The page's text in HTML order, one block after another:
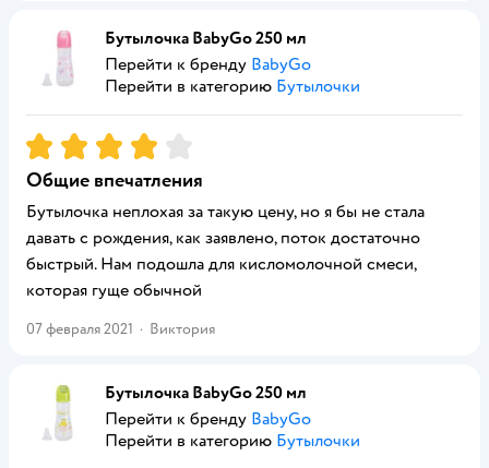
Бутылочка BabyGo 250 мл
Перейти к бренду BabyGo
Перейти в категорию Бутылочки
Рейтинг:4
Общие впечатления
Бутылочка неплохая за такую цену, но я бы не стала
давать с рождения, как заявлено, поток достаточно
быстрый. Нам подошла для кисломолочной смеси,
которая гуще обычной
07 февраля 2021 · Виктория
Бутылочка BabyGo 250 мл
Перейти к бренду BabyGo
Перейти в категорию Бутылочки